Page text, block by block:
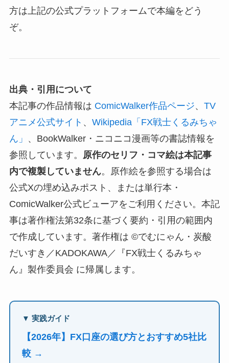
方は上記の公式プラットフォームで本編をどう
ぞ。
出典・引用について
本記事の作品情報は ComicWalker作品ページ、 TV
アニメ公式サイト 、 Wikipedia「FX戦士くるみちゃ
ん」 、BookWalker・ニコニコ漫画等の書誌情報を
参照しています。 原作のセリフ・コマ絵は本記事
内で複製していません。原作絵を参照する場合は
公式Xの埋め込みポスト、または単行本・
ComicWalker公式ビューアをご利用ください。本記
事は著作権法第32条に基づく要約・引用の範囲内
で作成しています。著作権は ©でむにゃん・炭酸
だいすき／KADOKAWA／『FX戦士くるみちゃ
ん』製作委員会 に帰属します。
▼ 実践ガイド
【2026年】FX口座の選び方とおすすめ5社比
較 →